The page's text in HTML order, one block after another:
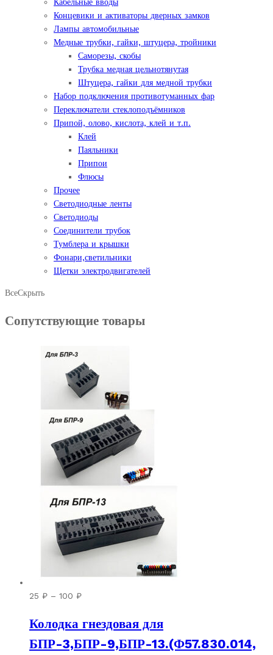
Кабельные вводы
Концевики и активаторы дверных замков
Лампы автомобильные
Медные трубки, гайки, штуцера, тройники
Саморезы, скобы
Трубка медная цельнотянутая
Штуцера, гайки для медной трубки
Набор подключения противотуманных фар
Переключатели стеклоподъёмников
Припой, олово, кислота, клей и т.п.
Клей
Паяльники
Припои
Флюсы
Прочее
Светодиодные ленты
Светодиоды
Соединители трубок
Тумблера и крышки
Фонари,светильники
Щетки электродвигателей
ВсеСкрыть
Сопутствующие товары
25 ₽ – 100 ₽Диапазон
25 ₽
100 ₽
Колодка гнездовая для
БПР-3,БПР-9,БПР-13.(Ф57.830.014,